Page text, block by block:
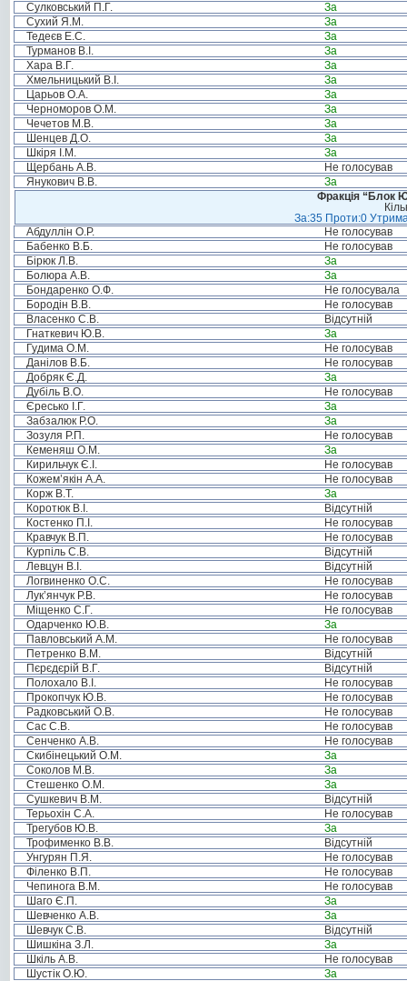
Сулковський П.Г.
За
Сухий Я.М.
За
Тедеєв Е.С.
За
Турманов В.І.
За
Хара В.Г.
За
Хмельницький В.І.
За
Царьов О.А.
За
Черноморов О.М.
За
Чечетов М.В.
За
Шенцев Д.О.
За
Шкіря І.М.
За
Щербань А.В.
Не голосував
Янукович В.В.
За
Фракція “Блок
За:35 Проти:0
Абдуллін О.Р.
Не голосував
Бабенко В.Б.
Не голосував
Бірюк Л.В.
За
Болюра А.В.
За
Бондаренко О.Ф.
Не голосувала
Бородін В.В.
Не голосував
Власенко С.В.
Відсутній
Гнаткевич Ю.В.
За
Гудима О.М.
Не голосував
Данілов В.Б.
Не голосував
Добряк Є.Д.
За
Дубіль В.О.
Не голосував
Єресько І.Г.
За
Забзалюк Р.О.
За
Зозуля Р.П.
Не голосував
Кеменяш О.М.
За
Кирильчук Є.І.
Не голосував
Кожем’якін А.А.
Не голосував
Корж В.Т.
За
Коротюк В.І.
Відсутній
Костенко П.І.
Не голосував
Кравчук В.П.
Не голосував
Курпіль С.В.
Відсутній
Левцун В.І.
Відсутній
Логвиненко О.С.
Не голосував
Лук’янчук Р.В.
Не голосував
Міщенко С.Г.
Не голосував
Одарченко Ю.В.
За
Павловський А.М.
Не голосував
Петренко В.М.
Відсутній
Пєрєдєрій В.Г.
Відсутній
Полохало В.І.
Не голосував
Прокопчук Ю.В.
Не голосував
Радковський О.В.
Не голосував
Сас С.В.
Не голосував
Сенченко А.В.
Не голосував
Скибінецький О.М.
За
Соколов М.В.
За
Стешенко О.М.
За
Сушкевич В.М.
Відсутній
Терьохін С.А.
Не голосував
Трегубов Ю.В.
За
Трофименко В.В.
Відсутній
Унгурян П.Я.
Не голосував
Філенко В.П.
Не голосував
Чепинога В.М.
Не голосував
Шаго Є.П.
За
Шевченко А.В.
За
Шевчук С.В.
Відсутній
Шишкіна З.Л.
За
Шкіль А.В.
Не голосував
Шустік О.Ю.
За